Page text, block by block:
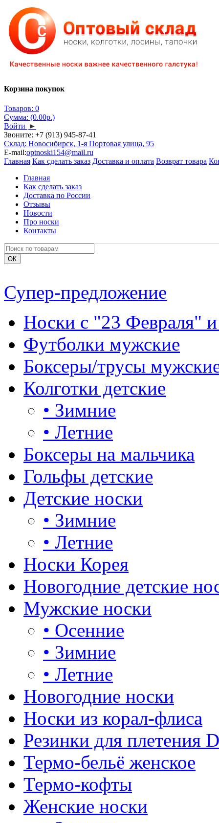
Корзина покупок
Товаров: 0
Сумма: (0.00р.)
Войти ►
Звоните: +7 (913) 945-87-41
Склад: Новосибирск, 1-я Портовая улица, 95
E-mail:optnoski154@mail.ru
Главная Как сделать заказ Доставка и оплата Возврат товара
Главная
Как сделать заказ
Доставка по России
Отзывы
Новости
Про носки
Контакты
Супер-предложение
Носки с "23 Февраля"
Футболки мужские
Боксеры/трусы
Колготки детские
• Зимние
• Летние
Боксеры на мальчика
Гольфы детские
Детские носки
• Зимние
• Летние
Носки Корея
Новогодние детские
Мужские носки
• Осенние
• Зимние
• Летние
Новогодние носки
Носки из корал-флиса
Резинки для плетения
Термо-бельё женское
Термо-кофты
Женские носки